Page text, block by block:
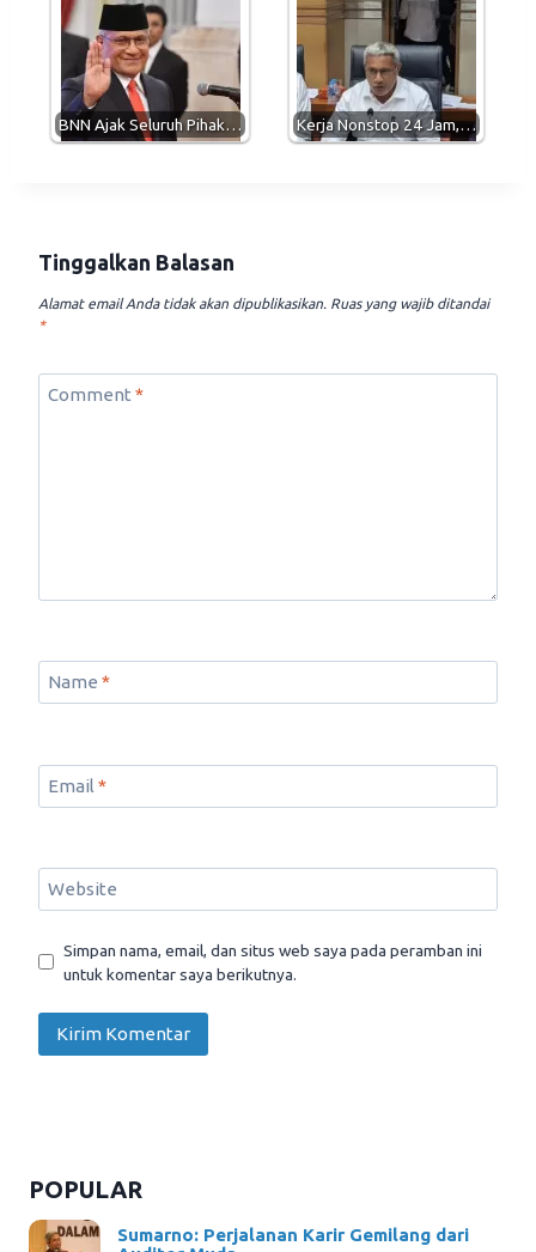
BNN Ajak Seluruh Pihak… Kerja Nonstop 24 Jam,…
Tinggalkan Balasan
Alamat email Anda tidak akan dipublikasikan. Ruas yang wajib ditandai
*
Comment *
Name *
Email *
Website
Simpan nama, email, dan situs web saya pada peramban ini
untuk komentar saya berikutnya.
POPULAR
Sumarno: Perjalanan Karir Gemilang dari